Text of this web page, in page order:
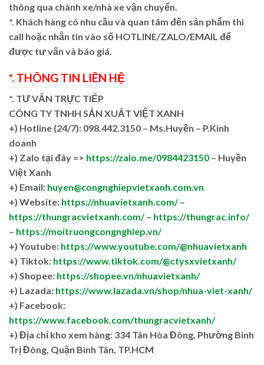
thông qua chành xe/nhà xe vận chuyển.
*. Khách hàng có nhu cầu và quan tâm đến sản phẩm thì
call hoặc nhắn tin vào số HOTLINE/ZALO/EMAIL để
được tư vấn và báo giá.
*. THÔNG TIN LIÊN HỆ
*. TƯ VẤN TRỰC TIẾP
CÔNG TY TNHH SẢN XUẤT VIỆT XANH
+) Hotline (24/7): 098.442.3150 – Ms.Huyền – P.Kinh
doanh
+) Zalo tại đây => https://zalo.me/0984423150 – Huyền
Việt Xanh
+) Email: huyen@congnghiepvietxanh.com.vn
+) Website: https://nhuavietxanh.com/–
https://thungracvietxanh.com/– https://thungrac.info/
– https://moitruongcongnghiep.vn/
+) Youtube: https://www.youtube.com/@nhuavietxanh
+) Tiktok: https://www.tiktok.com/@ctysxvietxanh/
+) Shopee: https://shopee.vn/nhuavietxanh/
+) Lazada: https://www.lazada.vn/shop/nhua-viet-xanh/
+) Facebook:
https://www.facebook.com/thungracvietxanh/
+) Địa chỉ kho xem hàng: 334 Tân Hòa Đông, Phường Bình
Trị Đông, Quận Bình Tân, TP.HCM